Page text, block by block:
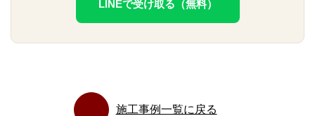
LINEで受け取る（無料）
施工事例一覧に戻る